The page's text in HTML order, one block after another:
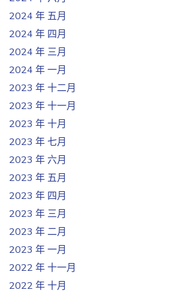
2024 年 五月
2024 年 四月
2024 年 三月
2024 年 一月
2023 年 十二月
2023 年 十一月
2023 年 十月
2023 年 七月
2023 年 六月
2023 年 五月
2023 年 四月
2023 年 三月
2023 年 二月
2023 年 一月
2022 年 十一月
2022 年 十月